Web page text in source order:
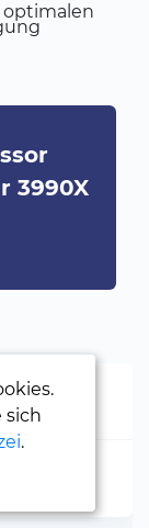
optimalen
3990X
sich
.